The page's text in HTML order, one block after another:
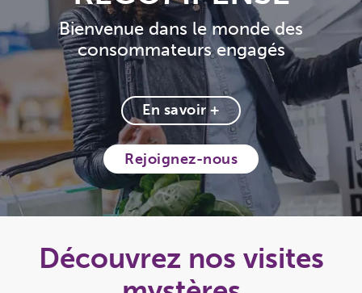
Bienvenue dans le monde des
consommateurs engagés
En savoir +
Rejoignez-nous
Découvrez nos visites